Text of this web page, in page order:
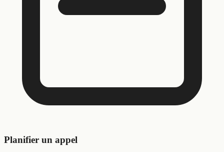
Planifier un appel